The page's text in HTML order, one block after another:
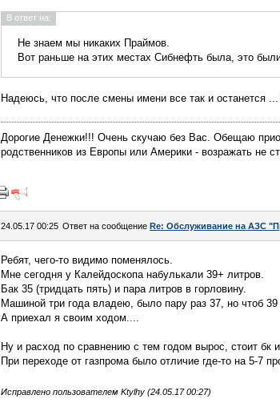
В ответ на:
Не знаем мы никаких Праймов.
Вот раньше на этих местах Сибнефть была, это
Надеюсь, что после смены имени все так и останется
Дорогие Денежки!!! Очень скучаю без Вас. Обещаю
родственников из Европы или Америки - возражать не
24.05.17 00:25 Ответ на сообщение Re: Обслуживание на АЗС
Ребят, чего-то видимо поменялось.
Мне сегодня у Калейдоскопа набулькали 39+ литров.
Бак 35 (тридцать пять) и пара литров в горловину.
Машиной три года владею, было пару раз 37, но чтоб 39
А приехал я своим ходом....
Ну и расход по сравнению с тем годом вырос, стоит бк
При переходе от газпрома было отличие где-то на 5-7
Исправлено пользователем Ktylhy (24.05.17 00:27)